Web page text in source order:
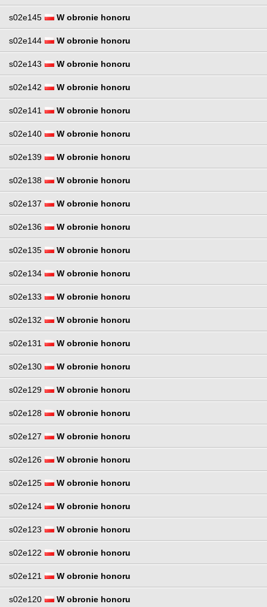
s02e145 W obronie honoru
s02e144 W obronie honoru
s02e143 W obronie honoru
s02e142 W obronie honoru
s02e141 W obronie honoru
s02e140 W obronie honoru
s02e139 W obronie honoru
s02e138 W obronie honoru
s02e137 W obronie honoru
s02e136 W obronie honoru
s02e135 W obronie honoru
s02e134 W obronie honoru
s02e133 W obronie honoru
s02e132 W obronie honoru
s02e131 W obronie honoru
s02e130 W obronie honoru
s02e129 W obronie honoru
s02e128 W obronie honoru
s02e127 W obronie honoru
s02e126 W obronie honoru
s02e125 W obronie honoru
s02e124 W obronie honoru
s02e123 W obronie honoru
s02e122 W obronie honoru
s02e121 W obronie honoru
s02e120 W obronie honoru